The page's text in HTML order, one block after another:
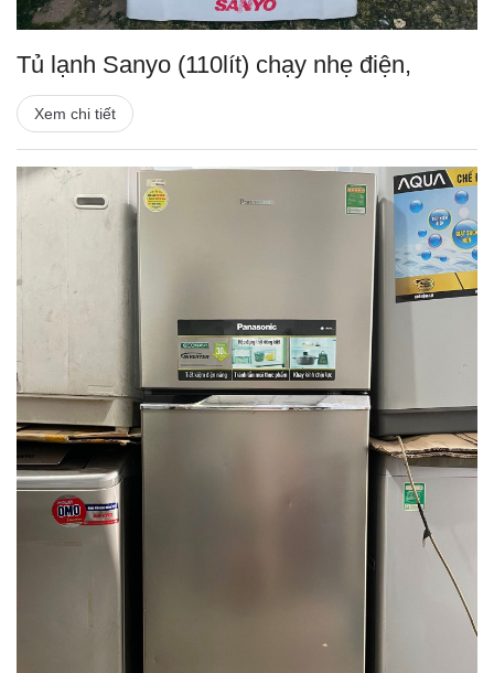
Tủ lạnh Sanyo (110lít) chạy nhẹ điện,
Xem chi tiết